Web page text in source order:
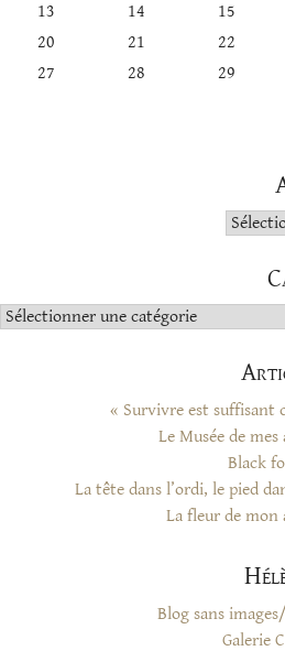
13
14 15
20
21 22
27
28 29
Catégories
« Survivre est suffisant
Le Musée de
Black
La tête dans l’ordi, le pied
La fleur de mon
Blog sans
Galerie